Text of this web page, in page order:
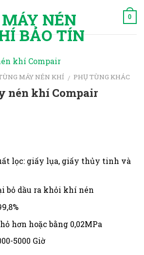
0
MÁY NÉN KHÍ / PHỤ TÙNG KHÁC
nén khí Compair
lọc: giấy lụa, giấy thủy tinh và
bỏ dầu ra khỏi khí nén
hơn hoặc bằng 0,02MPa
5000 Giờ